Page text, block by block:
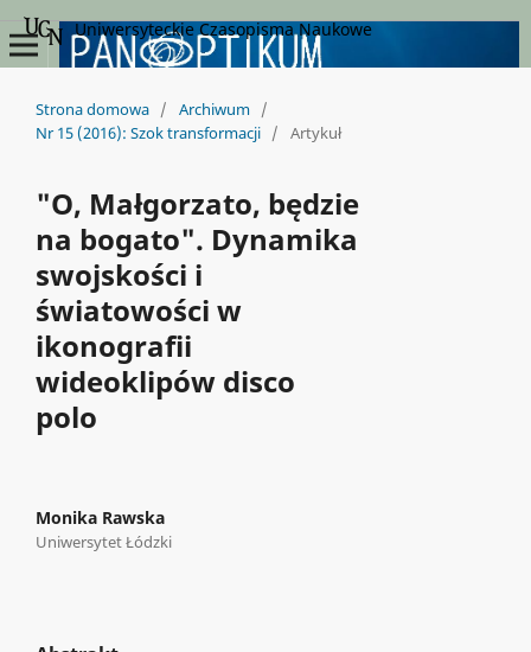
Uniwersyteckie Czasopisma Naukowe
Strona domowa / Archiwum /
Nr 15 (2016): Szok transformacji / Artykuł
"O, Małgorzato, będzie
na bogato". Dynamika
swojskości i
światowości w
ikonografii
wideoklipów disco
polo
Monika Rawska
Uniwersytet Łódzki